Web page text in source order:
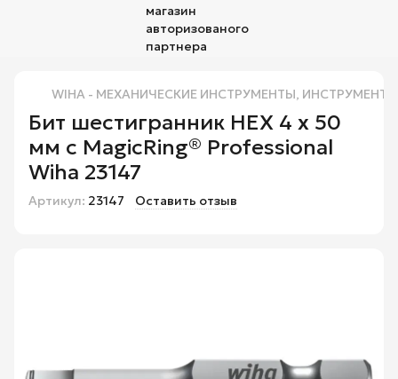
WIHA - МЕХАНИЧЕСКИЕ ИНСТРУМЕНТЫ,
Бит шестигранник HEX 4 х 50
мм с MagicRing® Professional
Wiha 23147
Артикул: 23147 Оставить отзыв